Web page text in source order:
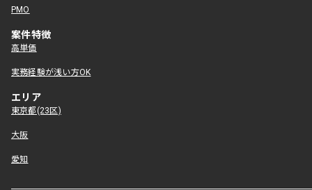
PMO
案件特徴
高単価
実務経験が浅い方OK
エリア
東京都(23区)
大阪
愛知